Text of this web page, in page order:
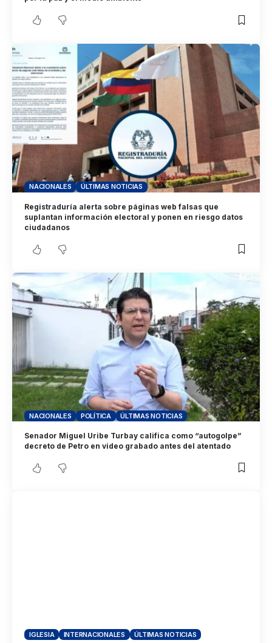
NACIONALES ÚLTIMAS NOTICIAS
Registraduría alerta sobre páginas web falsas que
suplantan información electoral y ponen en riesgo datos
ciudadanos
NACIONALES POLÍTICA ÚLTIMAS NOTICIAS
Senador Miguel Uribe Turbay califica como “autogolpe”
decreto de Petro en video grabado antes del atentado
IGLESIA INTERNACIONALES ÚLTIMAS NOTICIAS